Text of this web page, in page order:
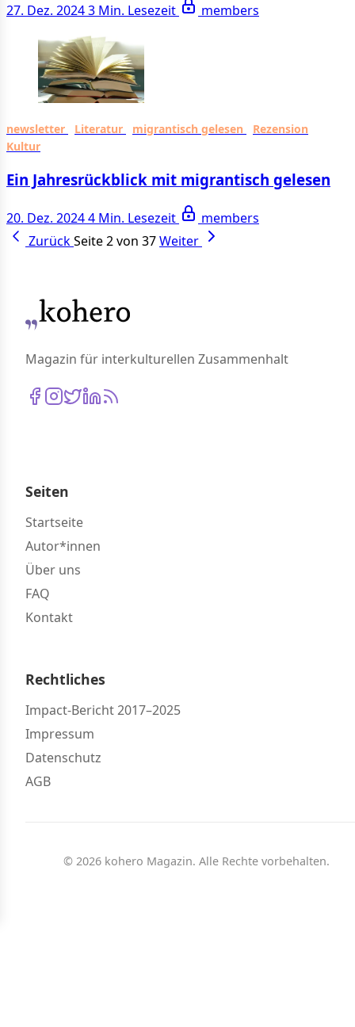
27. Dez. 20243 Min. Lesezeit members
newsletter Literatur migrantisch gelesen
Rezension
Kultur
Ein Jahresrückblick mit migrantisch gelesen
20. Dez. 20244 Min. Lesezeit
members
ZurückSeite 2 von 37Weiter
Magazin für interkulturellen Zusammenhalt
Seiten
Startseite
Autor*innen
Über uns
FAQ
Kontakt
Rechtliches
Impact-Bericht 2017–2025
Impressum
Datenschutz
AGB
© 2026 kohero Magazin. Alle Rechte vorbehalten.